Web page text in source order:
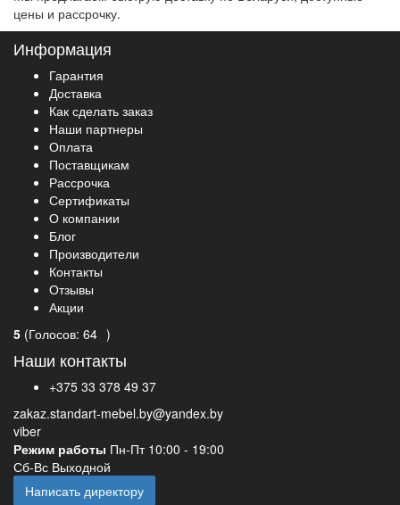
цены и рассрочку.
Информация
Гарантия
Доставка
Как сделать заказ
Наши партнеры
Оплата
Поставщикам
Рассрочка
Сертификаты
О компании
Блог
Производители
Контакты
Отзывы
Акции
5 (Голосов: 64 )
Наши контакты
+375 33 378 49 37
zakaz.standart-mebel.by@yandex.by
viber
Режим работы Пн-Пт 10:00 - 19:00
Сб-Вс Выходной
Написать директору